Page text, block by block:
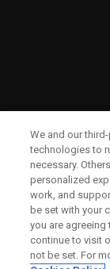
We and our
technologies to
necessary.
personalized
work, and
be set with your
you are
continue to visit
not be set. For